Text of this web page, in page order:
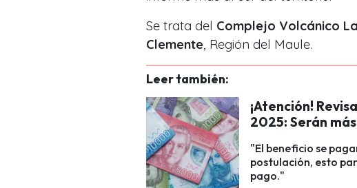
Se trata del Complejo Volcánico
Clemente , Región del Maule.
Leer también:
¡Atención!
2025: Serán
"El beneficio se
postulación, esto
pago."